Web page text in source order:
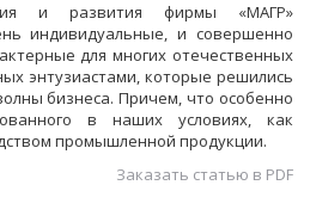
и развития фирмы «МАГР»
индивидуальные, и совершенно
для многих отечественных
энтузиастами, которые решились
бизнеса. Причем, что особенно
в наших условиях, как
промышленной продукции.
Заказать статью в PDF